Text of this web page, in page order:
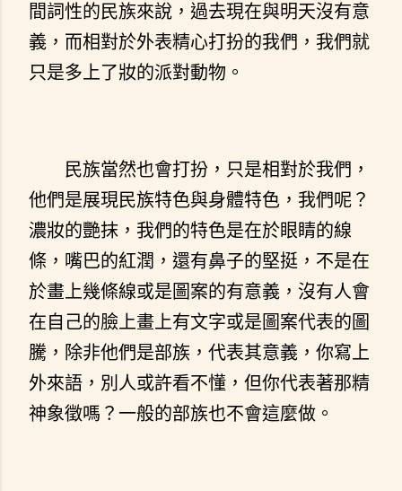
間詞性的民族來說，過去現在與明天沒有意
義，而相對於外表精心打扮的我們，我們就
只是多上了妝的派對動物。
民族當然也會打扮，只是相對於我們，
他們是展現民族特色與身體特色，我們呢？
濃妝的艷抹，我們的特色是在於眼睛的線
條，嘴巴的紅潤，還有鼻子的堅挺，不是在
於畫上幾條線或是圖案的有意義，沒有人會
在自己的臉上畫上有文字或是圖案代表的圖
騰，除非他們是部族，代表其意義，你寫上
外來語，別人或許看不懂，但你代表著那精
神象徵嗎？一般的部族也不會這麼做。